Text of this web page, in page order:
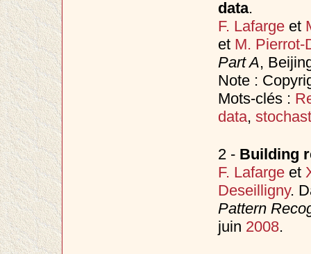
data.
F. Lafargeet
et M. Pierrot-
Part A,
Note :
Mots-clés :
data,
2 - Building
F. Lafargeet
Deseilligny.
Pattern
juin 2008.